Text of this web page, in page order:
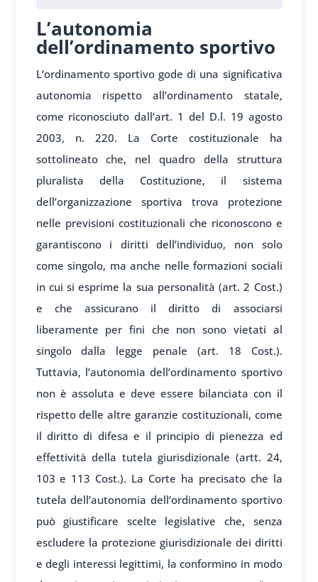
L’autonomia
dell’ordinamento sportivo
L’ordinamento sportivo gode di una significativa
autonomia rispetto all’ordinamento statale,
come riconosciuto dall’art. 1 del D.l. 19 agosto
2003, n. 220. La Corte costituzionale ha
sottolineato che, nel quadro della struttura
pluralista della Costituzione, il sistema
dell’organizzazione sportiva trova protezione
nelle previsioni costituzionali che riconoscono e
garantiscono i diritti dell’individuo, non solo
come singolo, ma anche nelle formazioni sociali
in cui si esprime la sua personalità (art. 2 Cost.)
e che assicurano il diritto di associarsi
liberamente per fini che non sono vietati al
singolo dalla legge penale (art. 18 Cost.).
Tuttavia, l’autonomia dell’ordinamento sportivo
non è assoluta e deve essere bilanciata con il
rispetto delle altre garanzie costituzionali, come
il diritto di difesa e il principio di pienezza ed
effettività della tutela giurisdizionale (artt. 24,
103 e 113 Cost.). La Corte ha precisato che la
tutela dell’autonomia dell’ordinamento sportivo
può giustificare scelte legislative che, senza
escludere la protezione giurisdizionale dei diritti
e degli interessi legittimi, la conformino in modo